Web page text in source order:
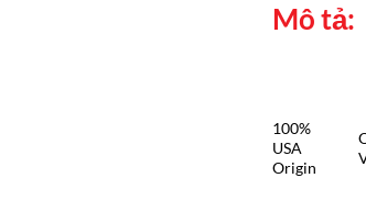
Mô tả:
100%
USA
Origin